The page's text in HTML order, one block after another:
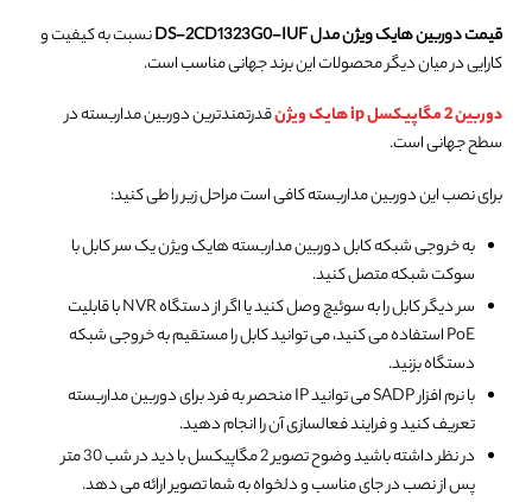
قیمت دوربین هایک ویژن مدل DS-2CD1323G0-IUF
نسبت به کیفیت و
کارایی در میان دیگر محصولات این برند جهانی مناسب است.
دوربین 2 مگاپیکسل ip هایک ویژن
قدرتمندترین دوربین مداربسته در
سطح جهانی است.
برای نصب این دوربین مداربسته کافی است مراحل زیر را طی کنید:
به خروجی شبکه کابل دوربین مداربسته هایک ویژن یک سر کابل با
سوکت شبکه متصل کنید.
سر دیگر کابل را به سوئیچ وصل کنید یا اگر از دستگاه NVR با قابلیت
PoE استفاده می کنید، می توانید کابل را مستقیم به خروجی شبکه
دستگاه بزنید.
با نرم افزار SADP می توانید IP منحصر به فرد برای دوربین مداربسته
تعریف کنید و فرایند فعالسازی آن را انجام دهید.
در نظر داشته باشید وضوح تصویر 2 مگاپیکسل با دید در شب 30 متر
پس از نصب در جای مناسب و دلخواه به شما تصویر ارائه می دهد.